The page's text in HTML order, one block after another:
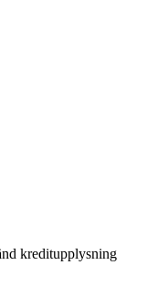
kreditupplysning